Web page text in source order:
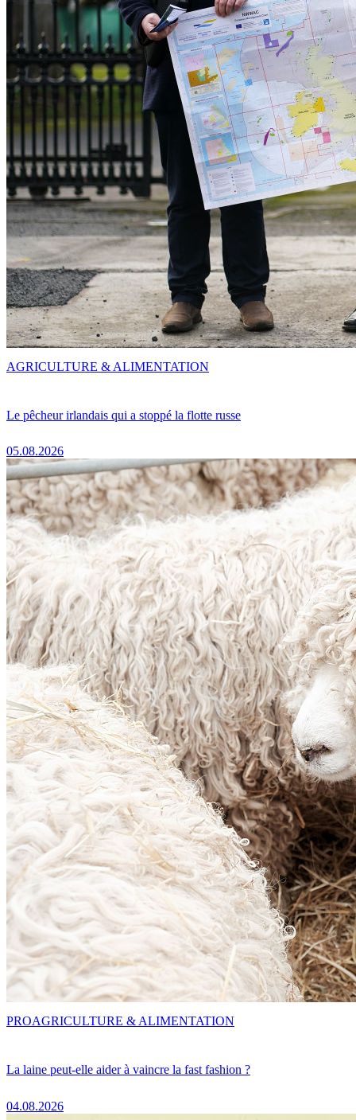
Le pêcheur irlandais qui a stoppé la flotte russe
05.08.2026
AGRICULTURE & ALIMENTATION
La laine peut-elle aider à vaincre la fast fashion ?
04.08.2026
PROAGRICULTURE & ALIMENTATION